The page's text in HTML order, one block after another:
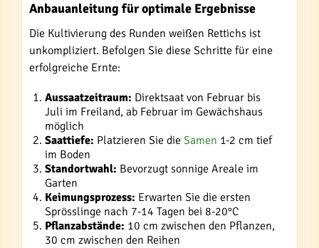
Anbauanleitung für optimale Ergebnisse
Die Kultivierung des Runden weißen Rettichs ist
unkompliziert. Befolgen Sie diese Schritte für eine
erfolgreiche Ernte:
Aussaatzeitraum: Direktsaat von Februar bis
Juli im Freiland, ab Februar im Gewächshaus
möglich
Saattiefe: Platzieren Sie die Samen 1-2 cm tief
im Boden
Standortwahl: Bevorzugt sonnige Areale im
Garten
Keimungsprozess: Erwarten Sie die ersten
Sprösslinge nach 7-14 Tagen bei 8-20°C
Pflanzabstände: 10 cm zwischen den Pflanzen,
30 cm zwischen den Reihen